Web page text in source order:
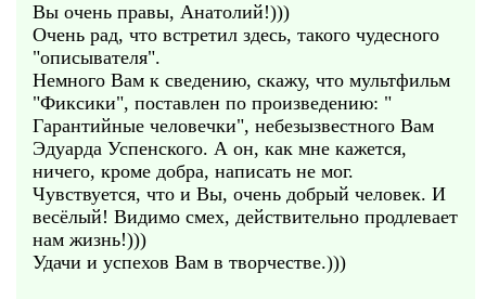
Вы очень правы, Анатолий!)))
Очень рад, что встретил здесь, такого чудесного
"описывателя".
Немного Вам к сведению, скажу, что мультфильм
"Фиксики", поставлен по произведению: "
Гарантийные человечки", небезызвестного Вам
Эдуарда Успенского. А он, как мне кажется,
ничего, кроме добра, написать не мог.
Чувствуется, что и Вы, очень добрый человек. И
весёлый! Видимо смех, действительно продлевает
нам жизнь!)))
Удачи и успехов Вам в творчестве.)))